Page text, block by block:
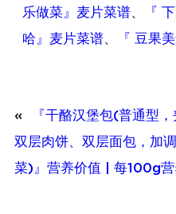
乐做菜』麦片菜谱、 『
哈』麦片菜谱、 『 豆果
«
『干酪汉堡包(普通型，
双层肉饼、双层面包，加
菜)』营养价值 | 每100g营